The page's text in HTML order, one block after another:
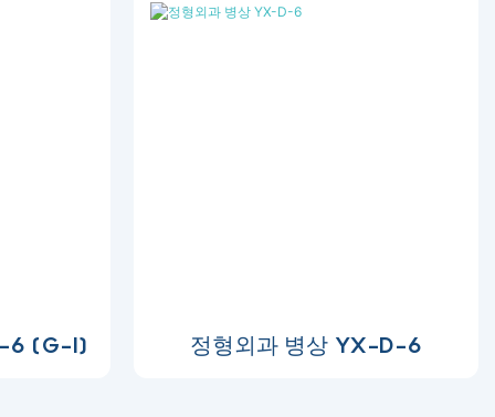
6 (G-I) 정형외과 병상 YX-D-6